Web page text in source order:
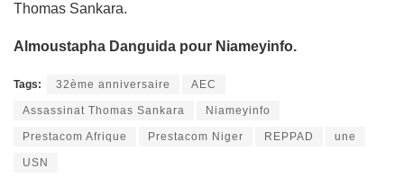
Thomas Sankara.
Almoustapha Danguida pour Niameyinfo.
Tags: 32ème anniversaire AEC
Assassinat Thomas Sankara Niameyinfo
Prestacom Afrique Prestacom Niger REPPAD une
USN